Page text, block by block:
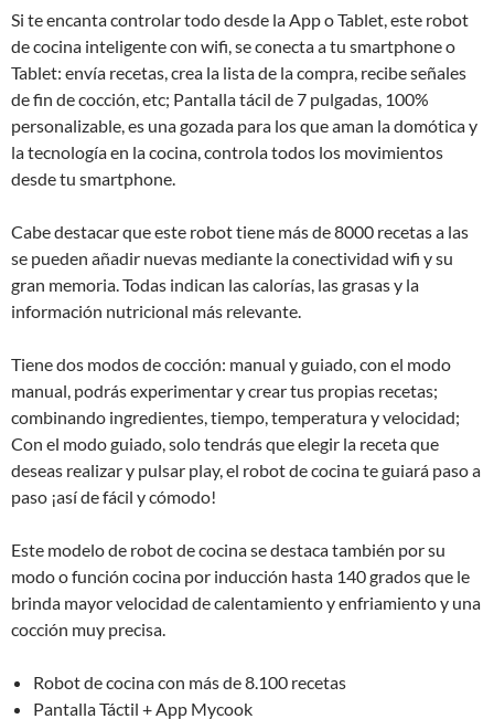
Si te encanta controlar todo desde la App o Tablet, este robot
de cocina inteligente con wifi, se conecta a tu smartphone o
Tablet: envía recetas, crea la lista de la compra, recibe señales
de fin de cocción, etc; Pantalla tácil de 7 pulgadas, 100%
personalizable, es una gozada para los que aman la domótica y
la tecnología en la cocina, controla todos los movimientos
desde tu smartphone.
Cabe destacar que este robot tiene más de 8000 recetas a las
se pueden añadir nuevas mediante la conectividad wifi y su
gran memoria. Todas indican las calorías, las grasas y la
información nutricional más relevante.
Tiene dos modos de cocción: manual y guiado, con el modo
manual, podrás experimentar y crear tus propias recetas;
combinando ingredientes, tiempo, temperatura y velocidad;
Con el modo guiado, solo tendrás que elegir la receta que
deseas realizar y pulsar play, el robot de cocina te guiará paso a
paso ¡así de fácil y cómodo!
Este modelo de robot de cocina se destaca también por su
modo o función cocina por inducción hasta 140 grados que le
brinda mayor velocidad de calentamiento y enfriamiento y una
cocción muy precisa.
Robot de cocina con más de 8.100 recetas
Pantalla Táctil + App Mycook